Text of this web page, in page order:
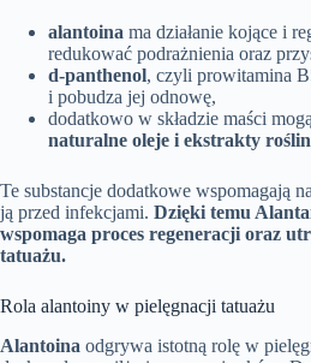
alantoina ma działanie kojące i
redukować podrażnienia oraz
d-panthenol, czyli prowitamina
i pobudza jej odnowę,
dodatkowo w składzie maści
naturalne oleje i ekstrakty
Te substancje dodatkowe wspomagają
ją przed infekcjami. Dzięki temu
wspomaga proces regeneracji oraz
tatuażu.
Rola alantoiny w pielęgnacji tatuażu
Alantoina odgrywa istotną rolę w